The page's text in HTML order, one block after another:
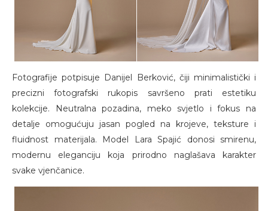
Fotografije potpisuje Danijel Berković, čiji minimalistički i
precizni fotografski rukopis savršeno prati estetiku
kolekcije. Neutralna pozadina, meko svjetlo i fokus na
detalje omogućuju jasan pogled na krojeve, teksture i
fluidnost materijala. Model Lara Spajić donosi smirenu,
modernu eleganciju koja prirodno naglašava karakter
svake vjenčanice.